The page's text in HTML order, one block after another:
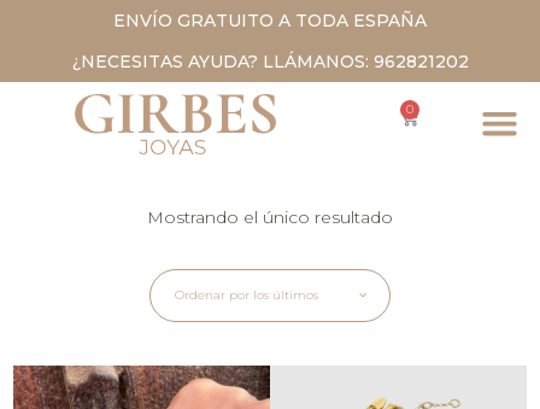
ENVÍO GRATUITO A TODA ESPAÑA
¿NECESITAS AYUDA? LLÁMANOS: 962821202
0
Mostrando el único resultado
Ordenar por los últimos